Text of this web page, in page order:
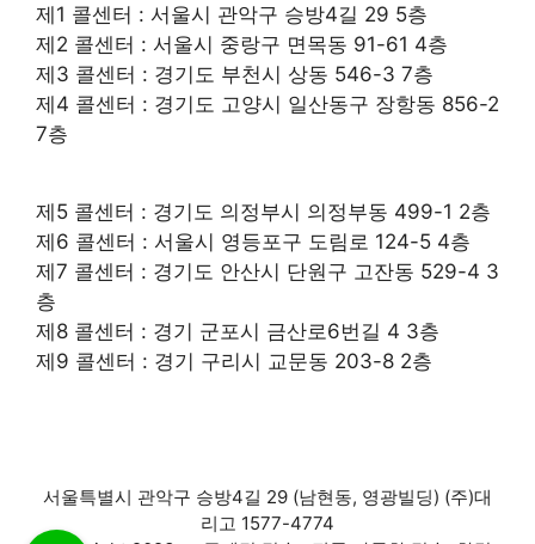
제1 콜센터 : 서울시 관악구 승방4길 29 5층
제2 콜센터 : 서울시 중랑구 면목동 91-61 4층
제3 콜센터 : 경기도 부천시 상동 546-3 7층
제4 콜센터 : 경기도 고양시 일산동구 장항동 856-2
7층
제5 콜센터 : 경기도 의정부시 의정부동 499-1 2층
제6 콜센터 : 서울시 영등포구 도림로 124-5 4층
제7 콜센터 : 경기도 안산시 단원구 고잔동 529-4 3
층
제8 콜센터 : 경기 군포시 금산로6번길 4 3층
제9 콜센터 : 경기 구리시 교문동 203-8 2층
서울특별시 관악구 승방4길 29 (남현동, 영광빌딩) (주)대
리고 1577-4774